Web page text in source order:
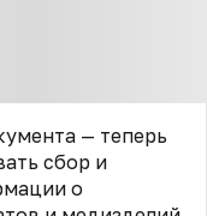
— теперь
сбор и
о